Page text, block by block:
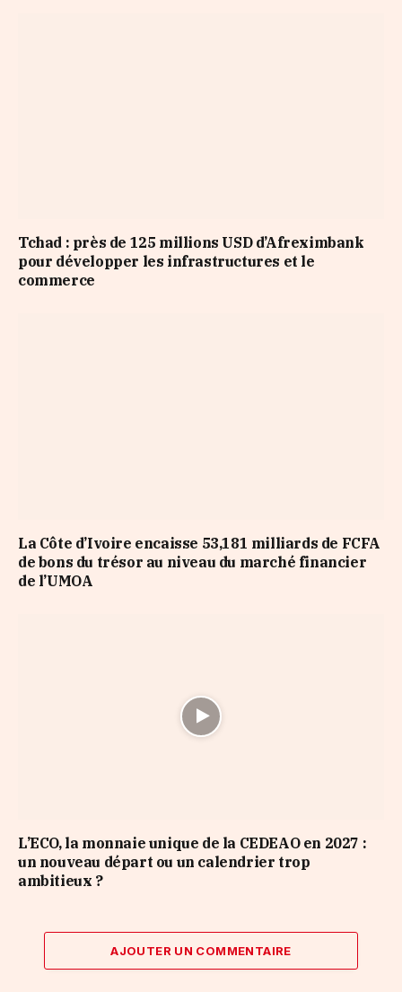
Tchad : près de 125 millions USD d’Afreximbank
pour développer les infrastructures et le
commerce
La Côte d’Ivoire encaisse 53,181 milliards de FCFA
de bons du trésor au niveau du marché financier
de l’UMOA
L’ECO, la monnaie unique de la CEDEAO en 2027 :
un nouveau départ ou un calendrier trop
ambitieux ?
AJOUTER UN COMMENTAIRE